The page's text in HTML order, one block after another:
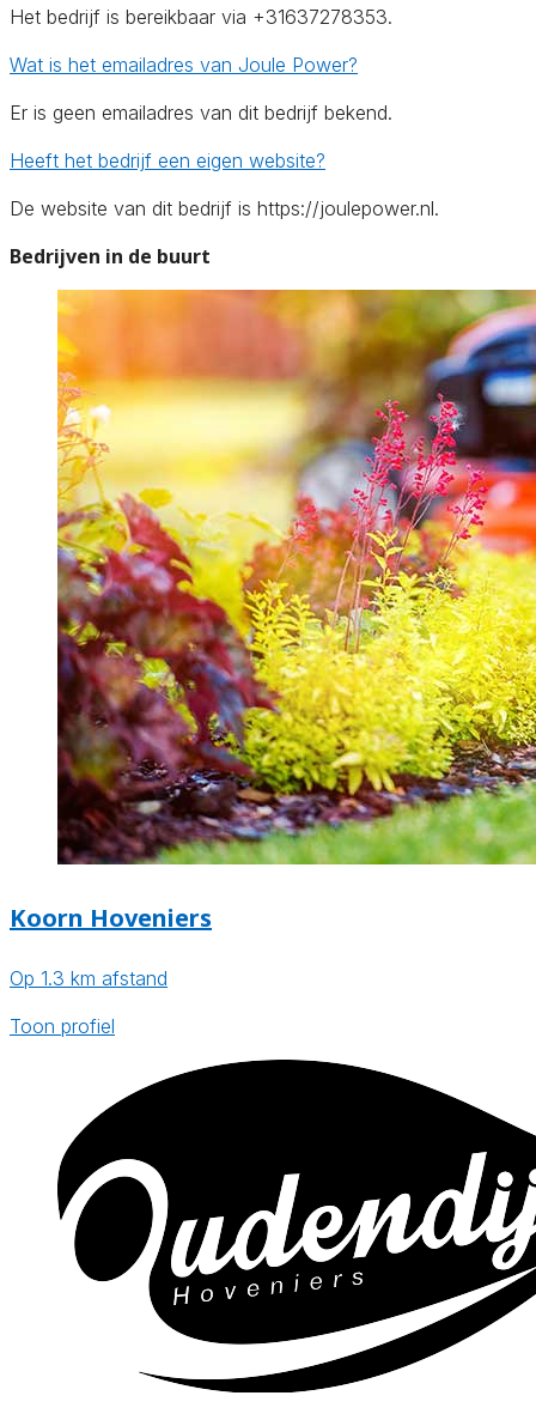
Het bedrijf is bereikbaar via +31637278353.
Wat is het emailadres van Joule Power?
Er is geen emailadres van dit bedrijf bekend.
Heeft het bedrijf een eigen website?
De website van dit bedrijf is https://joulepower.nl.
Bedrijven in de buurt
Koorn Hoveniers
Op 1.3 km afstand
Toon profiel